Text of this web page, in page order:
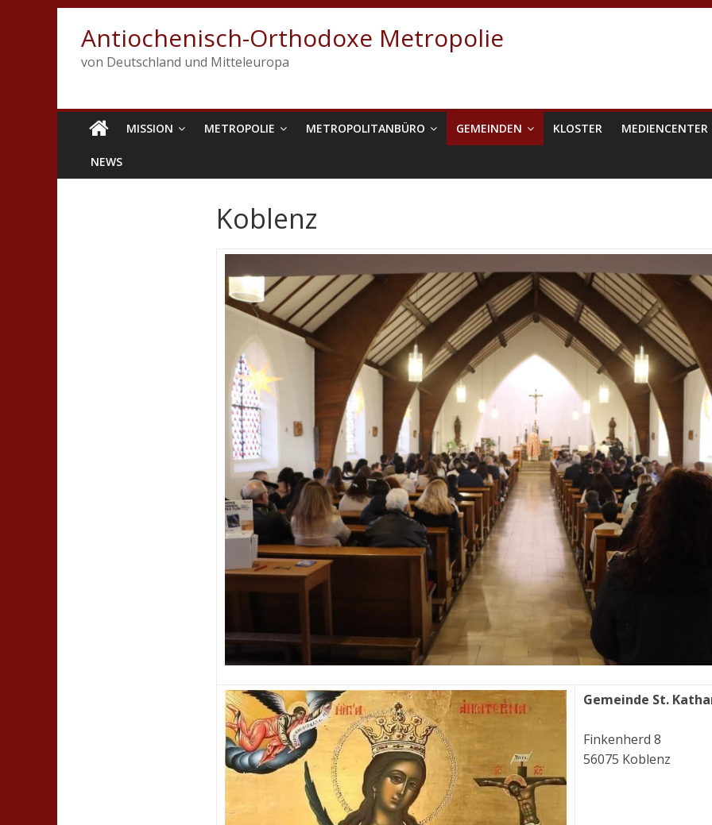
Antiochenisch-Orthodoxe Metropolie
von Deutschland und Mitteleuropa
MISSION METROPOLIE METROPOLITANBÜRO GEMEINDEN KLOSTER MEDIENCENTER
NEWS
Koblenz
Gemeinde St.
Finkenherd 8
56075 Koblenz